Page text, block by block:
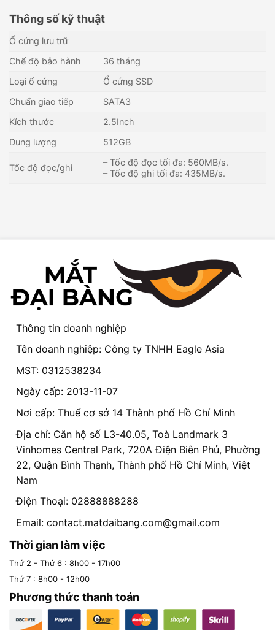
Thông số kỹ thuật
Ổ cứng lưu trữ
Chế độ bảo hành
36 tháng
Loại ổ cứng
Ổ cứng SSD
Chuẩn giao tiếp
SATA3
Kích thước
2.5Inch
Dung lượng
512GB
Tốc độ đọc/ghi
– Tốc độ đọc tối đa: 560MB/s.
– Tốc độ ghi tối đa: 435MB/s.
Thông tin doanh nghiệp
Tên doanh nghiệp: Công ty TNHH Eagle Asia
MST: 0312538234
Ngày cấp: 2013-11-07
Nơi cấp: Thuế cơ sở 14 Thành phố Hồ Chí Minh
Địa chỉ: Căn hộ số L3-40.05, Toà Landmark 3
Vinhomes Central Park, 720A Điện Biên Phủ, Phường
22, Quận Bình Thạnh, Thành phố Hồ Chí Minh, Việt
Nam
Điện Thoại: 02888888288
Email: contact.matdaibang.com@gmail.com
Thời gian làm việc
Thứ 2 - Thứ 6 : 8h00 - 17h00
Thứ 7 : 8h00 - 12h00
Phương thức thanh toán